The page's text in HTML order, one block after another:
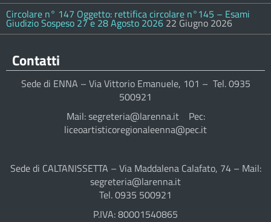
Circolare n° 147 Oggetto: rettifica circolare n°145 – Esami
Giudizio Sospeso 27 e 28 Agosto 2026 22 Giugno 2026
Contatti
Sede di ENNA – Via Vittorio Emanuele, 101 – Tel. 0935
500921
Mail: segreteria@larenna.it Pec:
liceoartisticoregionaleenna@pec.it
Sede di CALTANISSETTA – Via Maddalena Calafato, 74 – Mail:
segreteria@larenna.it
Tel. 0935 500921
P.IVA: 80001540865